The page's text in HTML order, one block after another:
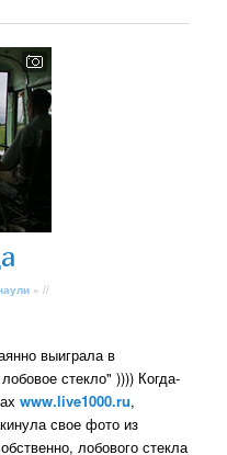
» //
выиграла в
стекло" )))) Когда-
www.live1000.ru,
свое фото из
лобового стекла